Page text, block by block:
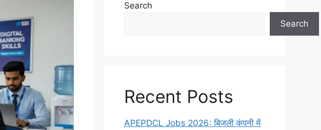
Search
Search
Recent Posts
APEPDCL Jobs 2026: बिजली कंपनी में